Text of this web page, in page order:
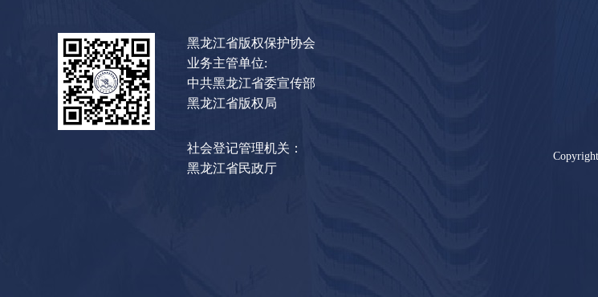
黑龙江省版权保护协会
业务主管单位:
中共黑龙江省委宣传部
黑龙江省版权局
社会登记管理机关：
黑龙江省民政厅